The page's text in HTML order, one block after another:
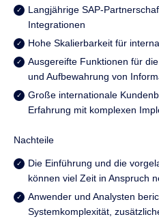
Langjährige SAP-
Integrationen
Hohe Skalierbarkeit für
Ausgereifte Funktionen für
und Aufbewahrung von
Große internationale
Erfahrung mit komplexen
Nachteile
Die Einführung und die
können viel Zeit in Anspruch
Anwender und Analysten
Systemkomplexität,